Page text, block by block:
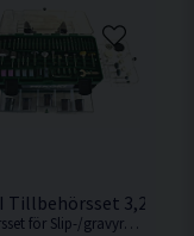
Tillbehörsset 3,2mm
Tillbehörsset för Slip-/gravyrmaskiner, 389delar